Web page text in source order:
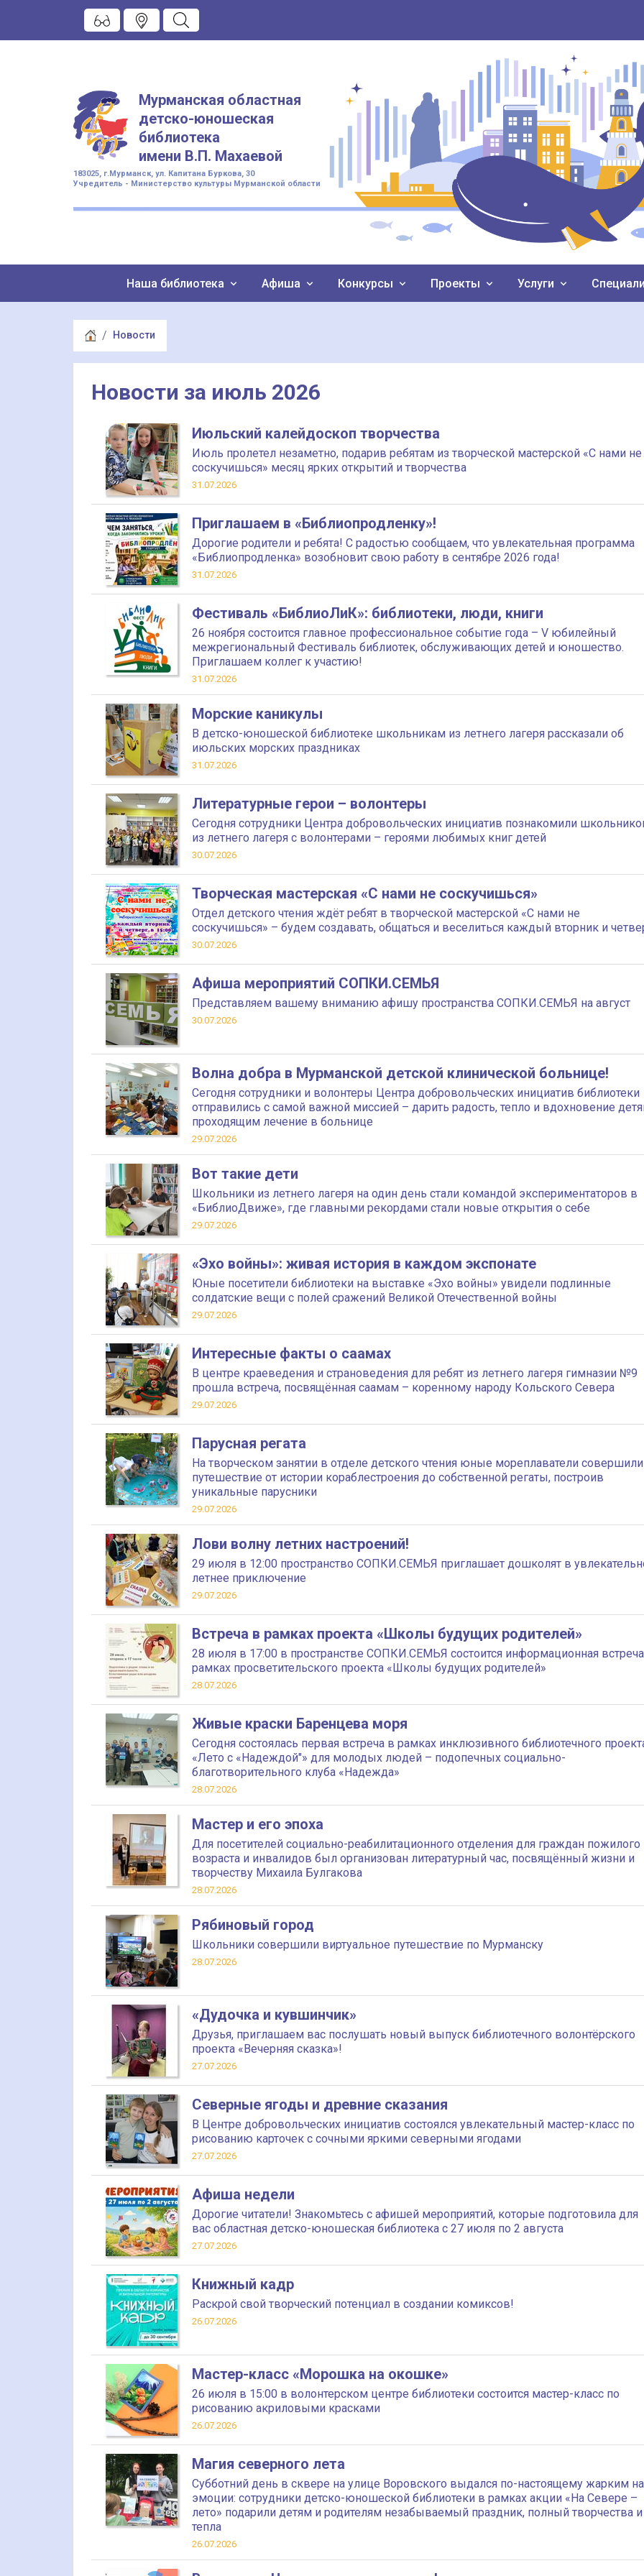
Мурманская областная
детско-юношеская
библиотека
имени В.П. Махаевой
183025, г.Мурманск, ул. Капитана Буркова, 30
Учредитель - Министерство культуры Мурманской области
Наша библиотека Афиша Конкурсы Проекты Услуги
Новости
Новости за июль 2026
Июльский калейдоскоп творчества
Июль пролетел незаметно, подарив ребятам из творческой мастерской «С нами не
соскучишься» месяц ярких открытий и творчества
31.07.2026
Приглашаем в «Библиопродленку»!
Дорогие родители и ребята! С радостью сообщаем, что увлекательная программа
«Библиопродленка» возобновит свою работу в сентябре 2026 года!
31.07.2026
Фестиваль «БиблиоЛиК»: библиотеки, люди, книги
26 ноября состоится главное профессиональное событие года – V юбилейный
межрегиональный Фестиваль библиотек, обслуживающих детей и юношество.
Приглашаем коллег к участию!
31.07.2026
Морские каникулы
В детско-юношеской библиотеке школьникам из летнего лагеря рассказали об
июльских морских праздниках
31.07.2026
Литературные герои – волонтеры
Сегодня сотрудники Центра добровольческих инициатив познакомили
из летнего лагеря с волонтерами – героями любимых книг детей
30.07.2026
Творческая мастерская «С нами не соскучишься»
Отдел детского чтения ждёт ребят в творческой мастерской «С нами не
соскучишься» – будем создавать, общаться и веселиться каждый вторник и
30.07.2026
Афиша мероприятий СОПКИ.СЕМЬЯ
Представляем вашему вниманию афишу пространства СОПКИ.СЕМЬЯ на август
30.07.2026
Волна добра в Мурманской детской клинической больнице!
Сегодня сотрудники и волонтеры Центра добровольческих инициатив библиотеки
отправились с самой важной миссией – дарить радость, тепло и вдохновение
проходящим лечение в больнице
29.07.2026
Вот такие дети
Школьники из летнего лагеря на один день стали командой экспериментаторов в
«БиблиоДвиже», где главными рекордами стали новые открытия о себе
29.07.2026
«Эхо войны»: живая история в каждом экспонате
Юные посетители библиотеки на выставке «Эхо войны» увидели подлинные
солдатские вещи с полей сражений Великой Отечественной войны
29.07.2026
Интересные факты о саамах
В центре краеведения и страноведения для ребят из летнего лагеря гимназии №9
прошла встреча, посвящённая саамам – коренному народу Кольского Севера
29.07.2026
Парусная регата
На творческом занятии в отделе детского чтения юные мореплаватели совершили
путешествие от истории кораблестроения до собственной регаты, построив
уникальные парусники
29.07.2026
Лови волну летних настроений!
29 июля в 12:00 пространство СОПКИ.СЕМЬЯ приглашает дошколят в
летнее приключение
29.07.2026
Встреча в рамках проекта «Школы будущих родителей»
28 июля в 17:00 в пространстве СОПКИ.СЕМЬЯ состоится информационная
рамках просветительского проекта «Школы будущих родителей»
28.07.2026
Живые краски Баренцева моря
Сегодня состоялась первая встреча в рамках инклюзивного библиотечного
«Лето с «Надеждой"» для молодых людей – подопечных социально-
благотворительного клуба «Надежда»
28.07.2026
Мастер и его эпоха
Для посетителей социально-реабилитационного отделения для граждан пожилого
возраста и инвалидов был организован литературный час, посвящённый жизни и
творчеству Михаила Булгакова
28.07.2026
Рябиновый город
Школьники совершили виртуальное путешествие по Мурманску
28.07.2026
«Дудочка и кувшинчик»
Друзья, приглашаем вас послушать новый выпуск библиотечного волонтёрского
проекта «Вечерняя сказка»!
27.07.2026
Северные ягоды и древние сказания
В Центре добровольческих инициатив состоялся увлекательный мастер-класс по
рисованию карточек с сочными яркими северными ягодами
27.07.2026
Афиша недели
Дорогие читатели! Знакомьтесь с афишей мероприятий, которые подготовила для
вас областная детско-юношеская библиотека с 27 июля по 2 августа
27.07.2026
Книжный кадр
Раскрой свой творческий потенциал в создании комиксов!
26.07.2026
Мастер-класс «Морошка на окошке»
26 июля в 15:00 в волонтерском центре библиотеки состоится мастер-класс по
рисованию акриловыми красками
26.07.2026
Магия северного лета
Субботний день в сквере на улице Воровского выдался по-настоящему жарким на
эмоции: сотрудники детско-юношеской библиотеки в рамках акции «На Севере –
лето» подарили детям и родителям незабываемый праздник, полный творчества и
тепла
26.07.2026